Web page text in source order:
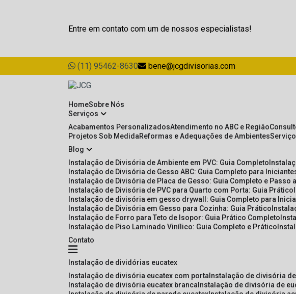
Entre em contato com um de nossos especialistas!
(11) 95462-8630 bene@jcgdivisorias.com
Home Sobre Nós
Serviços
Acabamentos Personalizados Atendimento no ABC e Região
Projetos Sob Medida
Reformas e Adequações de Ambientes
Blog
Instalação de Divisória de Ambiente em PVC: Guia Completo
Instalação de Divisória de Gesso ABC: Guia Completo para
Instalação de Divisória de Placa de Gesso: Guia Completo e Passo
Instalação de Divisória de PVC para Quarto com Porta: Guia Prático
Instalação de divisória em gesso drywall: Guia Completo para
Instalação de Divisória em Gesso para Cozinha: Guia Prático
Instalação de Forro para Teto de Isopor: Guia Prático Completo
Instalação de Piso Laminado Vinílico: Guia Completo e Prático
Contato
instalação de dividórias eucatex
instalação de divisória eucatex com porta instalação de divisória
instalação de divisória eucatex branca instalação de divisória de